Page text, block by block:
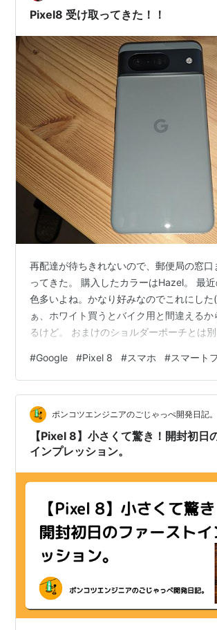
Pixel8 受け取ってきた！！
再配達が待ちきれないので、郵便局の窓口
ってきた。 購入したカラーはHazel。 最
色多いよね。かなり好みなのでこれにした
ぁ、ホワイト買うとバイク用と間違えるか
るけど。 おまけのショルダーポーチとは
たら創立が1998/09/04らしいのでなるほ
と比較。 6aと比べ角が丸くなったが、カ
違い 8の方が出っ張りが大きい。 サイズ
表会でも言われてたが日本ユーザを意識し
したと言われてるが6aと比べるとほ…
#Google #Pixel 8 #スマホ #スマート
ポンコツエンジニアのごじゃっぺ開発日記。
【Pixel 8】小さくて驚き！開封初日
インプレッション。